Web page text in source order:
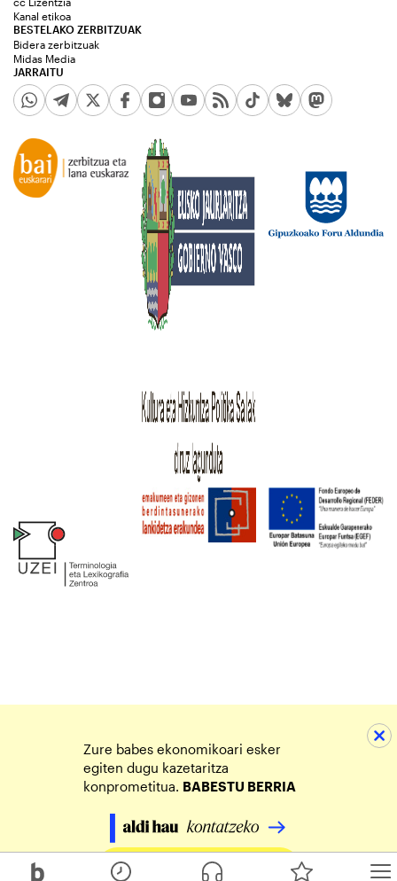
JARRAITU
Kanal etikoa
BESTELAKO ZERBITZUAK
Bidera zerbitzuak
Midas Media
Zure babes ekonomikoari esker
egiten dugu kazetaritza
konprometitua. BABESTU BERRIA
Egin zure ekarpena